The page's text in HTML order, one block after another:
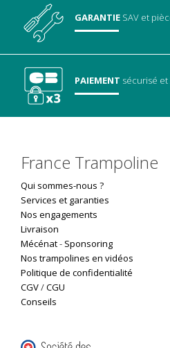
GARANTIE SAV et
PAIEMENT sécurisé et
France Trampoline
Qui sommes-nous ?
Services et garanties
Nos engagements
Livraison
Mécénat- Sponsoring
Nos trampolines en vidéos
Politique de confidentialité
CGV/CGU
Conseils